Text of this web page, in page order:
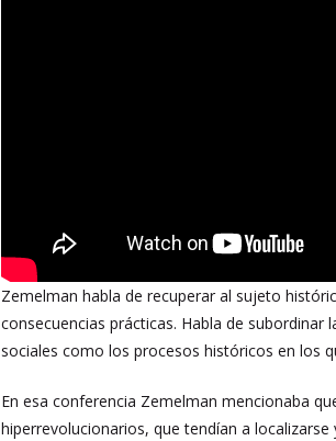
Zemelman habla de recuperar al sujeto
consecuencias prácticas. Habla de
sociales como los procesos históricos en los
En esa conferencia Zemelman mencionaba
hiperrevolucionarios, que tendían a